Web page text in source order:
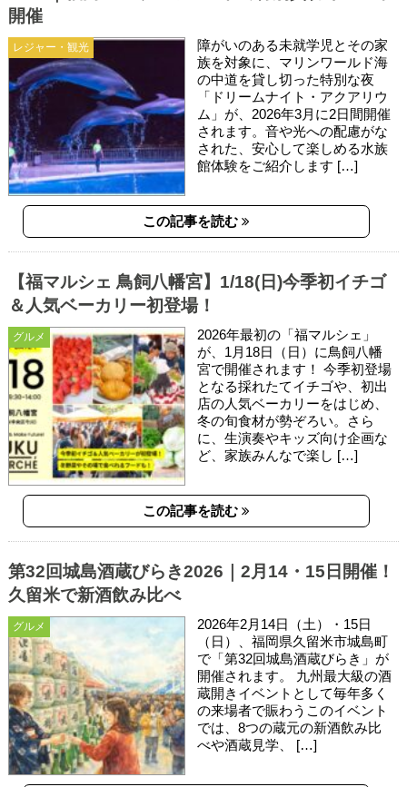
レジャー・観光
開催
障がいのある未就学児とその家
族を対象に、マリンワールド海
の中道を貸し切った特別な夜
「ドリームナイト・アクアリウ
ム」が、2026年3月に2日間開催
されます。音や光への配慮がな
された、安心して楽しめる水族
館体験をご紹介します […]
この記事を読む
グルメ
【福マルシェ 鳥飼八幡宮】1/18(日)今季初イチゴ
＆人気ベーカリー初登場！
2026年最初の「福マルシェ」
が、1月18日（日）に鳥飼八幡
宮で開催されます！ 今季初登場
となる採れたてイチゴや、初出
店の人気ベーカリーをはじめ、
冬の旬食材が勢ぞろい。さら
に、生演奏やキッズ向け企画な
ど、家族みんなで楽し […]
この記事を読む
グルメ
第32回城島酒蔵びらき2026｜2月14・15日開催！
久留米で新酒飲み比べ
2026年2月14日（土）・15日
（日）、福岡県久留米市城島町
で「第32回城島酒蔵びらき」が
開催されます。 九州最大級の酒
蔵開きイベントとして毎年多く
の来場者で賑わうこのイベント
では、8つの蔵元の新酒飲み比
べや酒蔵見学、 […]